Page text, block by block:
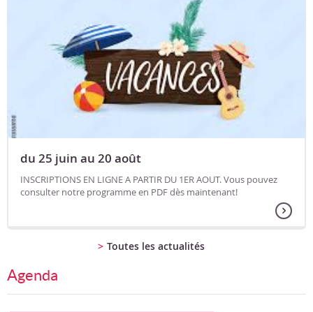
du 25 juin au 20 août
INSCRIPTIONS EN LIGNE A PARTIR DU 1ER AOUT. Vous pouvez
consulter notre programme en PDF dès maintenant!
Toutes les actualités
Agenda